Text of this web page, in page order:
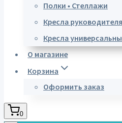
Полки • Стеллажи
Кресла руководителя
Кресла
О магазине
Корзина
Оформить заказ
0